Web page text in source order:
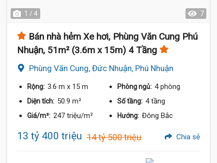
1 / 4 7
Bán nhà hẻm Xe hơi, Phùng Văn Cung Phú
Nhuận, 51m² (3.6m x 15m) 4 Tầng
Phùng Văn Cung, Đức Nhuận, Phú Nhuận
Rộng: 3.6 m x 15 m Phòng ngủ: 4 phòng
Diện tích: 50.9 m² Số tầng: 4 tầng
Giá/m²: 247 triệu/m² Hướng: Đông Bắc
13 tỷ 400 triệu 14 tỷ 500 triệu Chia sẻ